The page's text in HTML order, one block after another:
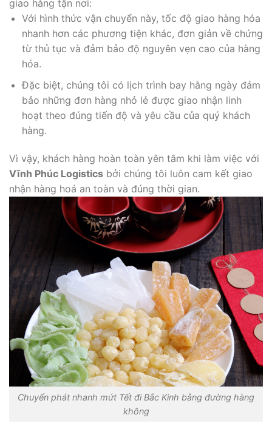
giao hàng tận nơi:
Với hình thức vận chuyển này, tốc độ giao hàng hóa
nhanh hơn các phương tiện khác, đơn giản về chứng
từ thủ tục và đảm bảo độ nguyên vẹn cao của hàng
hóa.
Đặc biệt, chúng tôi có lịch trình bay hằng ngày đảm
bảo những đơn hàng nhỏ lẻ được giao nhận linh
hoạt theo đúng tiến độ và yêu cầu của quý khách
hàng.
Vì vậy, khách hàng hoàn toàn yên tâm khi làm việc với
Vĩnh Phúc Logistics bởi chúng tôi luôn cam kết giao
nhận hàng hoá an toàn và đúng thời gian.
Chuyển phát nhanh mứt Tết đi Bắc Kinh bằng đường hàng
không